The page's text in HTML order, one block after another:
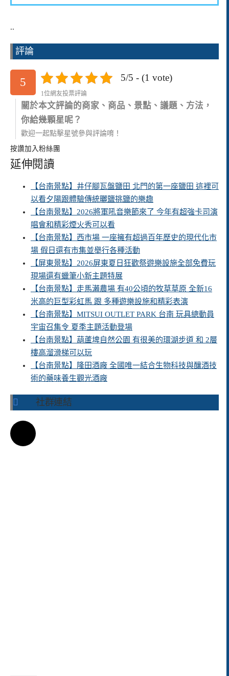
..
評論
5 5/5 - (1 vote)
1位網友投票評論
關於本文評論的商家、商品、景點、議題、方法，
你給幾顆星呢？
歡迎一起點擊星號參與評論唷！
按讚加入粉絲團
延伸閱讀
【台南景點】井仔腳瓦盤鹽田 北門的第一座鹽田 這裡可
以看夕陽跟體驗傳統曬鹽挑鹽的樂趣
【台南景點】2026將軍吼音樂節來了 今年有超強卡司演
唱會和精彩煙火秀可以看
【台南景點】西市場 一座擁有超過百年歷史的現代化市
場 假日還有市集並舉行各種活動
【屏東景點】2026屏東夏日狂歡祭遊樂設施全部免費玩
現場還有蠟筆小新主題特展
【台南景點】走馬瀨農場 有40公頃的牧草草原 全新16
米高的巨型彩虹馬 跟 多種遊樂設施和精彩表演
【台南景點】MITSUI OUTLET PARK 台南 玩具總動員
宇宙召集令 夏季主題活動登場
【台南景點】葫蘆埤自然公園 有很美的環湖步道 和 2層
樓高溜滑梯可以玩
【台南景點】隆田酒廠 全國唯一結合生物科技與釀酒技
術的藥味養生觀光酒廠
社群連結